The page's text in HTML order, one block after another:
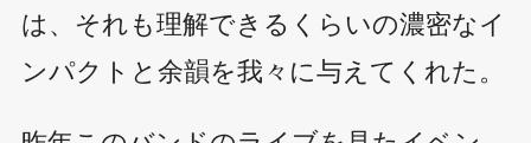
は、それも理解できるくらいの濃密なイ
ンパクトと余韻を我々に与えてくれた。